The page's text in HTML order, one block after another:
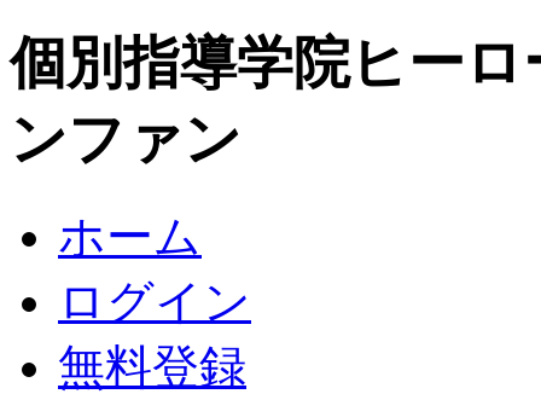
個別指導学院ヒー
ンファン
ホーム
ログイン
無料登録